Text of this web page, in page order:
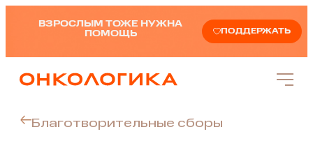
ВЗРОСЛЫМ ТОЖЕ НУЖНА
ПОМОЩЬ
ПОДДЕРЖАТЬ
Благотворительные сборы